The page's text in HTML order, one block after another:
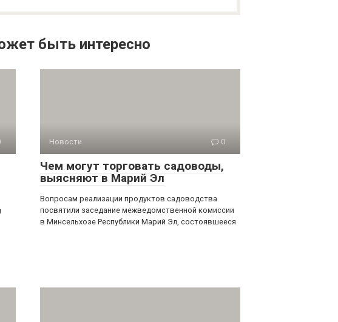
быть интересно
Новости 0
Чем могут торговать садоводы,
выясняют в Марий Эл
Вопросам реализации продуктов садоводства
посвятили заседание межведомственной комиссии
в Минсельхозе Республики Марий Эл, состоявшееся